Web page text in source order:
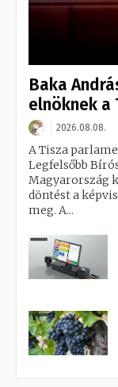
Baka
elnöknek a
2026.08.08.
A Tisza
Legfelsőbb
Magyarország
döntést a
meg. A...